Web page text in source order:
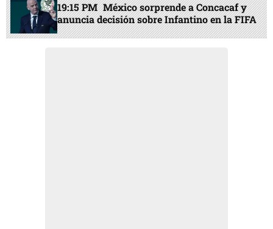
19:15 PM México sorprende a Concacaf y
anuncia decisión sobre Infantino en la FIFA